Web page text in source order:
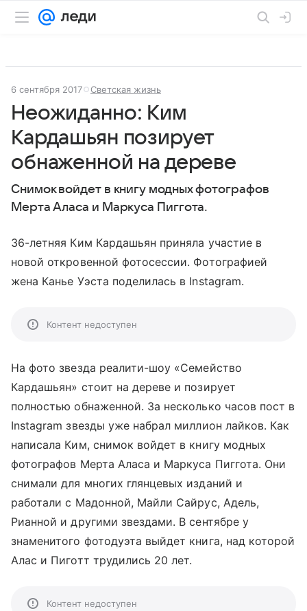
6 сентября 2017 Светская жизнь
Неожиданно: Ким
Кардашьян позирует
обнаженной на дереве
Снимок войдет в книгу модных фотографов
Мерта Аласа и Маркуса Пиггота.
36-летняя Ким Кардашьян приняла участие в
новой откровенной фотосессии. Фотографией
жена Канье Уэста поделилась в Instagram.
Контент недоступен
На фото звезда реалити-шоу «Семейство
Кардашьян» стоит на дереве и позирует
полностью обнаженной. За несколько часов пост в
Instagram звезды уже набрал миллион лайков. Как
написала Ким, снимок войдет в книгу модных
фотографов Мерта Аласа и Маркуса Пиггота. Они
снимали для многих глянцевых изданий и
работали с Мадонной, Майли Сайрус, Адель,
Рианной и другими звездами. В сентябре у
знаменитого фотодуэта выйдет книга, над которой
Алас и Пиготт трудились 20 лет.
Контент недоступен